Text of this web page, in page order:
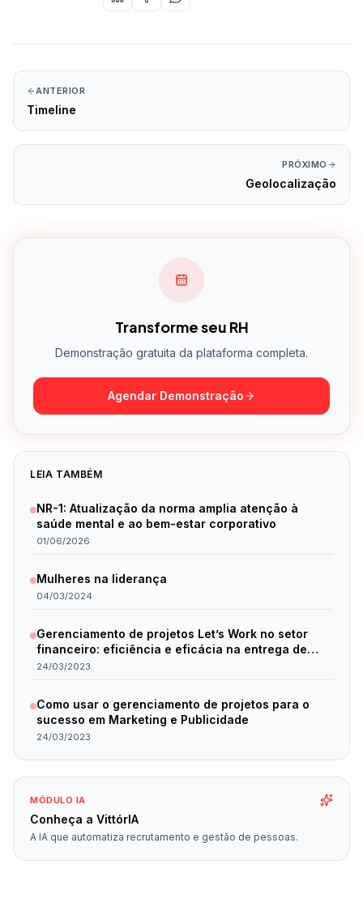
ANTERIOR
Timeline
PRÓXIMO
Geolocalização
Transforme seu RH
Demonstração gratuita da plataforma completa.
Agendar Demonstração
LEIA TAMBÉM
NR-1: Atualização da norma amplia atenção à
saúde mental e ao bem-estar corporativo
01/06/2026
Mulheres na liderança
04/03/2024
Gerenciamento de projetos Let’s Work no setor
financeiro: eficiência e eficácia na entrega de
resultados.
24/03/2023
Como usar o gerenciamento de projetos para o
sucesso em Marketing e Publicidade
24/03/2023
MÓDULO IA
Conheça a VittórIA
A IA que automatiza recrutamento e gestão de pessoas.